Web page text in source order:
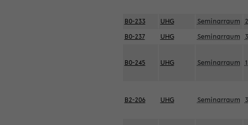
B0-233 UHG Seminarraum
B0-237
UHG Seminarraum
B0-245 UHG Seminarraum 1
B2-206 UHG Seminarraum